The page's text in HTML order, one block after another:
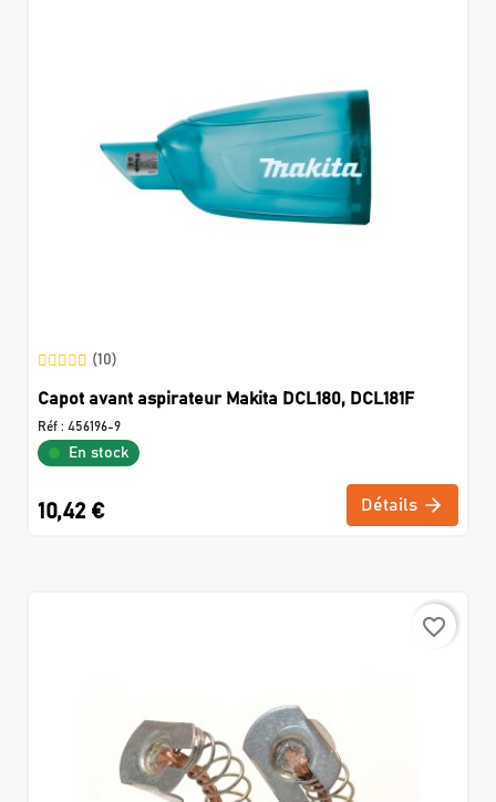
(10)
Capot avant aspirateur Makita DCL180, DCL181F
Réf : 456196-9
En stock
10,42 € Détails
favorite_border